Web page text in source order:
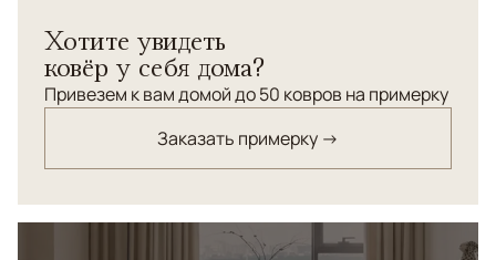
Ковры из коллекции BAROQUE – это безупречный
дизайн, оригинальная авторская интерпретация стиля
«современное барокко», в котором нашли отражение
эстетика минимализма и традиционных шаблонов.
Хотите увидеть
ковёр у себя дома?
Привезем к вам домой до 50 ковров на примерку
Заказать примерку →